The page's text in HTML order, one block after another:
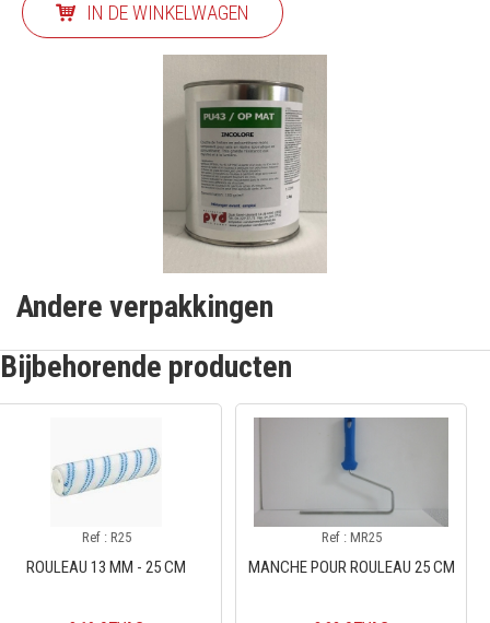
IN DE WINKELWAGEN
Andere verpakkingen
Bijbehorende producten
Ref : R25
ROULEAU 13 MM - 25 CM
Ref : MR25
MANCHE POUR ROULEAU 25 CM